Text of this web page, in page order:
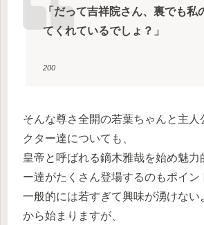
「だって吉祥院さん、裏でも私
てくれているでしょ？」
200
そんな尊さ全開の若葉ちゃんと主人
クター達についても、
皇帝と呼ばれる鏑木雅哉を始め魅力
ー達がたくさん登場するのもポイン
一般的には若すぎて興味が湧けない
から始まりますが、